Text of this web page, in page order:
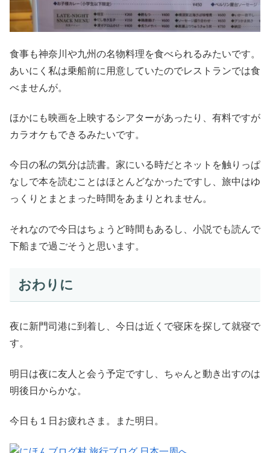
食事も神奈川や九州の名物料理を食べられるみたいです。
あいにく私は乗船前に用意していたのでレストランでは食
べませんが。
ほかにも映画を上映するシアターがあったり、有料ですが
カラオケもできるみたいです。
今日の私の気分は読書。家にいる時だとネットを触りっぱ
なしで本を読むことはほとんどなかったですし、旅中はゆ
っくりとまとまった時間をあまりとれません。
それなので今日はちょうど時間もあるし、小説でも読んで
下船まで過ごそうと思います。
おわりに
夜に新門司港に到着し、今日は近くで寝床を探して就寝で
す。
明日は夜に友人と会う予定ですし、ちゃんと動き出すのは
明後日からかな。
今日も１日お疲れさま。また明日。